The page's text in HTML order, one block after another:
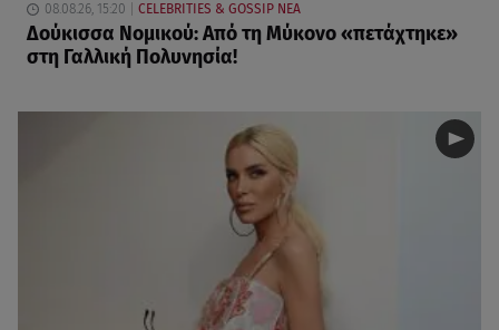
08.08.26, 15:20 CELEBRITIES & GOSSIP ΝΕΑ
Δούκισσα Νομικού: Από τη Μύκονο «πετάχτηκε»
στη Γαλλική Πολυνησία!